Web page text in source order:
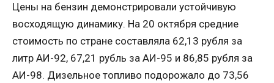
Цены на бензин демонстрировали устойчивую
восходящую динамику. На 20 октября средние
стоимость по стране составляла 62,13 рубля за
литр АИ-92, 67,21 рубль за АИ-95 и 86,85 рубля за
АИ-98. Дизельное топливо подорожало до 73,56